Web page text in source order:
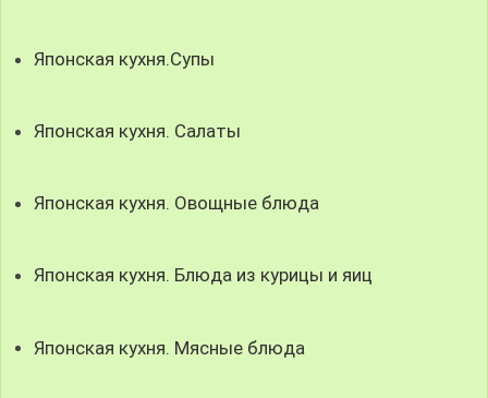
Японская кухня.Супы
Японская кухня. Салаты
Японская кухня. Овощные блюда
Японская кухня. Блюда из курицы и яиц
Японская кухня. Мясные блюда